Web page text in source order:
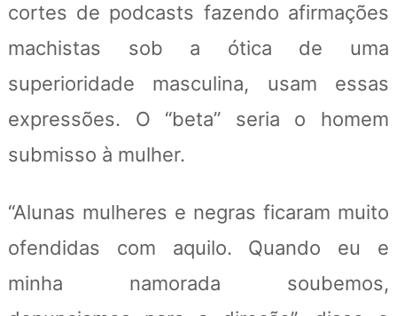
cortes de podcasts fazendo afirmações
machistas sob a ótica de uma
superioridade masculina, usam essas
expressões. O “beta” seria o homem
submisso à mulher.
“Alunas mulheres e negras ficaram muito
ofendidas com aquilo. Quando eu e
minha namorada soubemos,